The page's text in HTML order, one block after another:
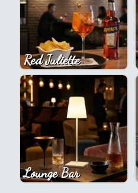
Red Juliette
Lounge Bar